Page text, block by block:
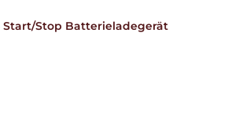
Start/Stop Batterieladegerät